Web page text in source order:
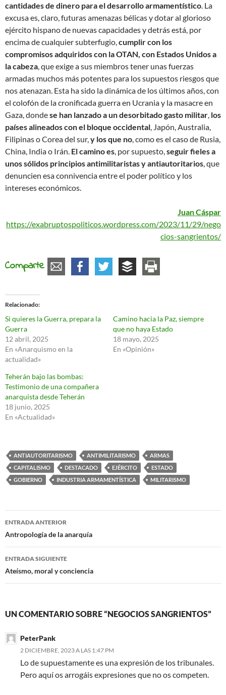
cantidades de dinero para el desarrollo armamentístico. La
excusa es, claro, futuras amenazas bélicas y dotar al glorioso
ejército hispano de nuevas capacidades y detrás está, por
encima de cualquier subterfugio,cumplir con los
compromisos adquiridos con la OTAN, con Estados Unidos a
la cabeza, que exige a sus miembros tener unas fuerzas
armadas muchos más potentes para los supuestos riesgos que
nos atenazan. Esta ha sido la dinámica de los últimos años, con
el colofón de la cronificada guerra en Ucrania y la masacre en
Gaza, dondese han lanzado a un desorbitado gasto militar, los
países alineados con el bloque occidental, Japón, Australia,
Filipinas o Corea del sur,y los que no, como es el caso de Rusia,
China, India o Irán. El camino es, por supuesto,seguir fieles a
unos sólidos principios antimilitaristas y antiautoritarios, que
denuncien esa connivencia entre el poder político y los
intereses económicos.
Juan Cáspar
https://exabruptospoliticos.wordpress.com/2023/11/29/nego
cios-sangrientos/
Comparte
Relacionado
Si quieres la Guerra, prepara la
Guerra
12 abril, 2025
En «Anarquismo en la
actualidad»
Camino hacia la Paz, siempre
que no haya Estado
18 mayo, 2025
En «Opinión»
Teherán bajo las bombas:
Testimonio de una compañera
anarquista desde Teherán
18 junio, 2025
En «Actualidad»
ANTIAUTORITARISMO ANTIMILITARISMO
ARMAS
CAPITALISMO
DESTACADO EJÉRCITO
ESTADO
GOBIERNO
INDUSTRIA ARMAMENTÍSTICA MILITARISMO
Navegación
de
entradas
ENTRADA ANTERIOR
Antropología de la anarquía
ENTRADA SIGUIENTE
Ateísmo, moral y conciencia
UN COMENTARIO SOBRE “NEGOCIOS SANGRIENTOS”
PeterPank
2 DICIEMBRE, 2023 A LAS 1:47 PM
Lo de supuestamente es una expresión de los tribunales.
Pero aquí os arrogáis expresiones que no os competen.